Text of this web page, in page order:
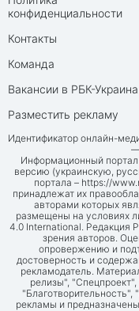
конфиденциальности
Контакты
Команда
Вакансии в РБК-Украина
Разместить рекламу
Идентификатор онлайн-
—
Информационный
версию (украинскую,
портала – https://
принадлежат их
авторами которых
размещены на условиях
4.0 International. Редакция
зрения авторов.
опровержению и
достоверность и
рекламодатель.
релизы",
рекламы и